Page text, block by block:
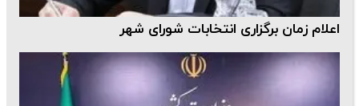
اعلام زمان برگزاری انتخابات شورای شهر